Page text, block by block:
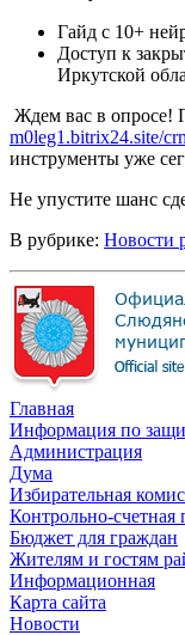
Гайд с 10+
Доступ к
Иркутской
Ждем вас в опросе!
m0leg1.bitrix24.site/
инструменты уже
Не упустите шанс
В рубрике: Новости
Главная
Информация по
Администрация
Дума
Избирательная
Контрольно-счетная
Бюджет для граждан
Жителям и гостям
Информационная
Карта сайта
Новости